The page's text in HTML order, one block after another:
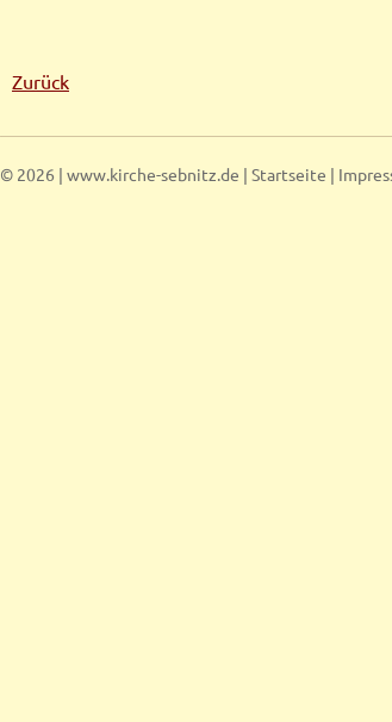
Zurück
© 2026 | www.kirche-sebnitz.de | Startseite |